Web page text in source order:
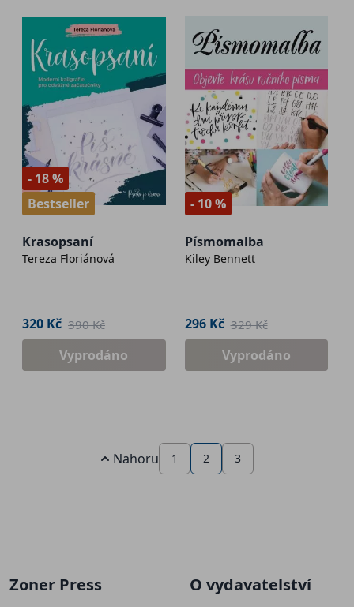
- 18 %
Bestseller
Krasopsaní
Tereza Floriánová
320 Kč 390 Kč
Vyprodáno
- 10 %
Písmomalba
Kiley Bennett
296 Kč 329 Kč
Vyprodáno
Nahoru 1 2 3
Zoner Press O vydavatelství